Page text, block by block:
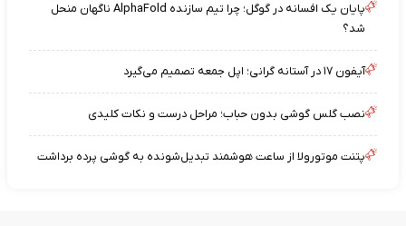
پایان یک افسانه در گوگل؛ چرا تیم سازنده AlphaFold ناگهان منحل
شد؟
آیفون ۱۷ در آستانه گرانی؛ اپل جمعه تصمیم می‌گیرد
نصب گلس گوشی بدون حباب؛ مراحل درست و نکات کلیدی
پتنت موتورولا از ساعت هوشمند تبدیل‌شونده به گوشی پرده برداشت